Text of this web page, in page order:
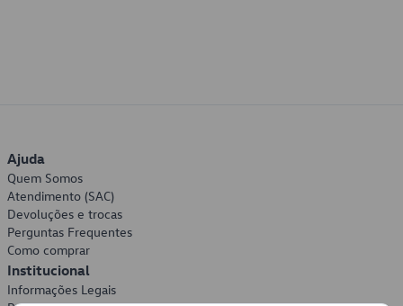
Ajuda
Quem Somos
Atendimento (SAC)
Devoluções e trocas
Perguntas Frequentes
Como comprar
Institucional
Informações Legais